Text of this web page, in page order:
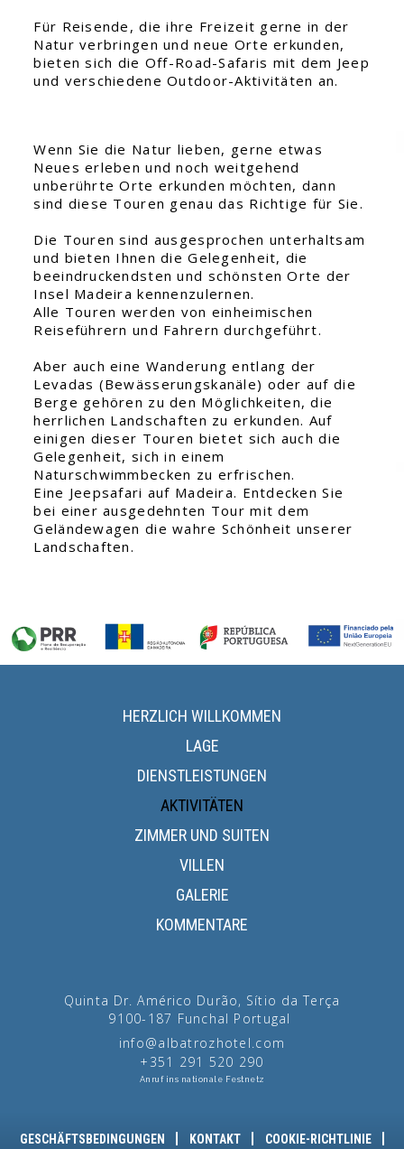
Für Reisende, die ihre Freizeit gerne in der
Natur verbringen und neue Orte erkunden,
bieten sich die Off-Road-Safaris mit dem Jeep
und verschiedene Outdoor-Aktivitäten an.
Wenn Sie die Natur lieben, gerne etwas
Neues erleben und noch weitgehend
unberührte Orte erkunden möchten, dann
sind diese Touren genau das Richtige für Sie.
Die Touren sind ausgesprochen unterhaltsam
und bieten Ihnen die Gelegenheit, die
beeindruckendsten und schönsten Orte der
Insel Madeira kennenzulernen.
Alle Touren werden von einheimischen
Reiseführern und Fahrern durchgeführt.
Aber auch eine Wanderung entlang der
Levadas (Bewässerungskanäle) oder auf die
Berge gehören zu den Möglichkeiten, die
herrlichen Landschaften zu erkunden. Auf
einigen dieser Touren bietet sich auch die
Gelegenheit, sich in einem
Naturschwimmbecken zu erfrischen.
Eine Jeepsafari auf Madeira. Entdecken Sie
bei einer ausgedehnten Tour mit dem
Geländewagen die wahre Schönheit unserer
Landschaften.
HERZLICH WILLKOMMEN
LAGE
DIENSTLEISTUNGEN
AKTIVITÄTEN
ZIMMER UND SUITEN
VILLEN
GALERIE
KOMMENTARE
Quinta Dr. Américo Durão, Sítio da Terça
9100-187 Funchal Portugal
info@albatrozhotel.com
+351 291 520 290
Anruf ins nationale Festnetz
GESCHÄFTSBEDINGUNGEN KONTAKT COOKIE-RICHTLINIE